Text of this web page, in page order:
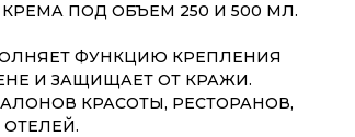
ПОД ОБЪЕМ 250 И 500 МЛ.
ФУНКЦИЮ КРЕПЛЕНИЯ
И ЗАЩИЩАЕТ ОТ КРАЖИ.
КРАСОТЫ, РЕСТОРАНОВ,